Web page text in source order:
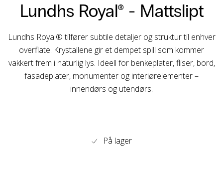
Lundhs Royal® - Mattslipt
Lundhs Royal® tilfører subtile detaljer og struktur til enhver
overflate. Krystallene gir et dempet spill som kommer
vakkert frem i naturlig lys. Ideell for benkeplater, fliser, bord,
fasadeplater, monumenter og interiørelementer –
innendørs og utendørs.
På lager